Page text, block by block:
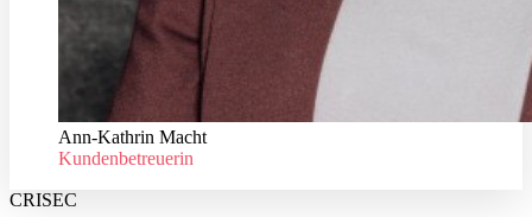
Ann-Kathrin Macht
Kundenbetreuerin
CRISEC